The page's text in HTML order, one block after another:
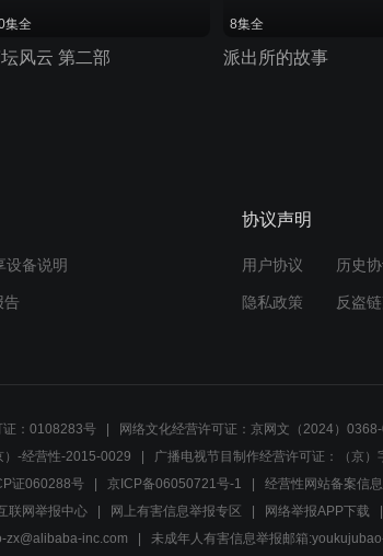
集全
风云 第二部
8集全
派出所的故事
设备说明
告
协议声明
用户协议 历史
隐私政策 反盗
证：0108283号 网络文化经营许可证：京网文（2024）
）-经营性-2015-0029
广播电视节目制作经营许可证：（京
证060288号 京ICP备06050721号-1 经营性网站备案信息
联网举报中心 网上有害信息举报专区 网络举报APP下载
zx@alibaba-inc.com
未成年人有害信息举报邮箱